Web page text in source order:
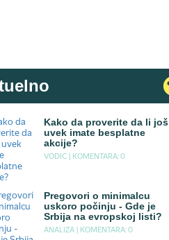
Kako da proverite da li još
uvek imate besplatne
akcije?
VODIC | KOMENTARA: 0
Pregovori o minimalcu
uskoro počinju - Gde je
Srbija na evropskoj listi?
ANALIZA | KOMENTARA: 0